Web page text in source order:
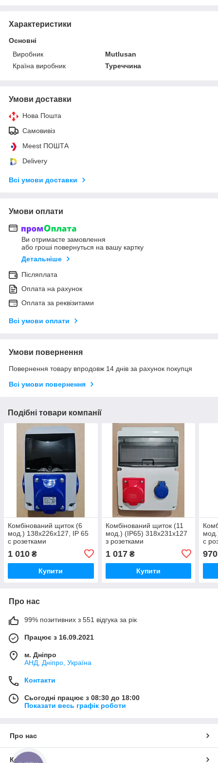
Характеристики
Основні
Виробник
Mutlusan
Країна виробник
Туреччина
Умови доставки
Нова Пошта
Самовивіз
Meest ПОШТА
Delivery
Всі умови доставки
Умови оплати
Ви отримаєте замовлення
або гроші повернуться на вашу картку
Детальніше
Післяплата
Оплата на рахунок
Оплата за реквізитами
Всі умови оплати
Умови повернення
Повернення товару впродовж 14 днів за рахунок покупця
Всі умови повернення
Подібні товари компанії
Комбінований щиток (6
мод.) 138x226x127, IP 65
с розетками
1 010 ₴
Купити
Комбінований щиток (11
мод.) (IP65) 318x231x127
з розетками
1 017₴
Купити
с
970
Про нас
99% позитивних з 551 відгука за рік
Працює з 16.09.2021
м. Дніпро
АНД, Дніпро, Україна
Контакти
Сьогодні працює з 08:30 до 18:00
Показати весь графік роботи
Про нас
Контакти